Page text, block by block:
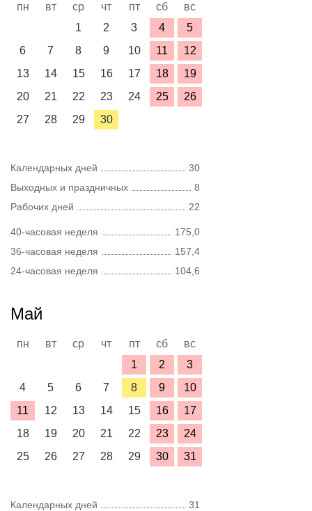
пн вт ср чт пт сб
вс
1
2 3 4
5
6
7 8 9 10 11
12
13
14 15 16 17 18
19
20
21 22 23 24 25
26
27
28 29 30
Календарных дней
30
Выходных и праздничных
8
Рабочих дней
22
40-часовая неделя
175,0
36-часовая неделя
157,4
24-часовая неделя
104,6
Май
пн вт ср чт пт сб
вс
1
2
3
4
5 6 7 8 9
10
11
12 13 14 15 16
17
18
19 20 21 22 23
24
25
26 27 28 29 30 31
Календарных дней
31